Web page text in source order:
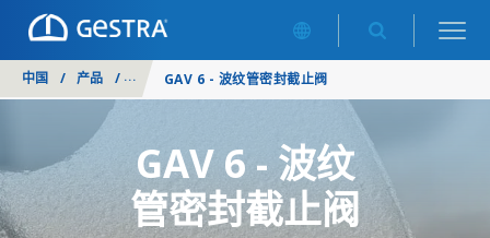
中国 / 产品 / 截止阀 /
GAV 6 - 波纹管密封截止阀
GAV 6 - 波纹
管密封截止阀